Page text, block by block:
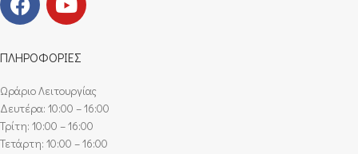
ΠΛΗΡΟΦΟΡΙΕΣ
Ωράριο Λειτουργίας
Δευτέρα: 10:00 – 16:00
Τρίτη: 10:00 – 16:00
Τετάρτη: 10:00 – 16:00